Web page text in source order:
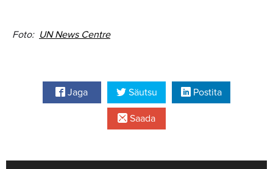
Foto: UN News Centre
Jaga Säutsu Postita
Saada